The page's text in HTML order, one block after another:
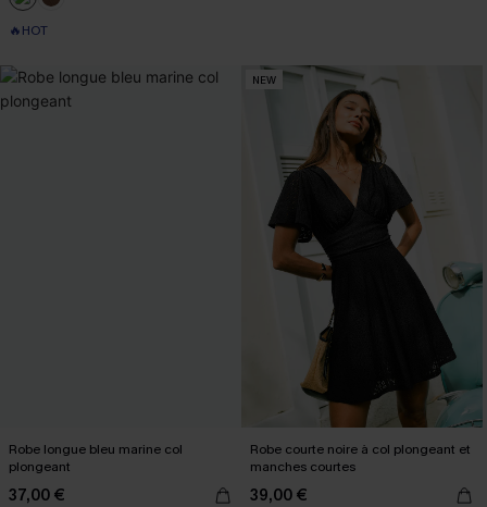
🔥HOT
Robe longue bleu marine col
plongeant
37,00 €
NEW
Robe courte noire à col plongeant et
manches courtes
39,00 €